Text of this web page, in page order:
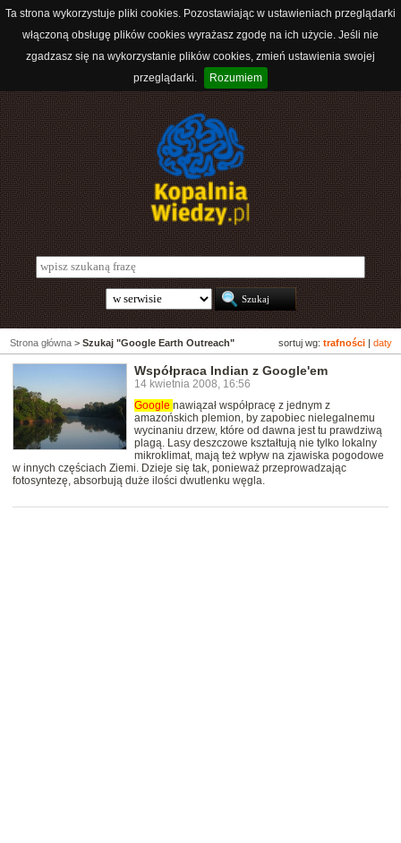
Ta strona wykorzystuje pliki cookies. Pozostawiając w ustawieniach przeglądarki
włączoną obsługę plików cookies wyrażasz zgodę na ich użycie. Jeśli nie
zgadzasz się na wykorzystanie plików cookies, zmień ustawienia swojej
przeglądarki.
Rozumiem
sortuj wg: trafności daty
Strona główna > Szukaj "Google Earth Outreach"
Współpraca Indian z Google'em
14 kwietnia 2008, 16:56
Google nawiązał współpracę z jednym z
amazońskich plemion, by zapobiec nielegalnemu
wycinaniu drzew, które od dawna jest tu prawdziwą
plagą. Lasy deszczowe kształtują nie tylko lokalny
mikroklimat, mają też wpływ na zjawiska pogodowe
w innych częściach Ziemi. Dzieje się tak, ponieważ przeprowadzając
fotosyntezę, absorbują duże ilości dwutlenku węgla.